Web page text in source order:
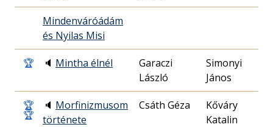
Mindenváróádám
és Nyilas Misi
🏆 🔈 Mintha élnél
Garaczi
László
Simonyi
János
🏆
🏆
🔈 Morfinizmusom
története
Csáth Géza
Kőváry
Katalin